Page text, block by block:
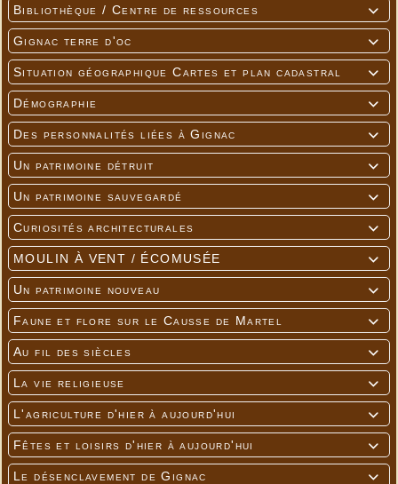

Bibliothèque / Centre de ressources

Gignac terre d'oc

Situation géographique Cartes et plan cadastral

Démographie

Des personnalités liées à Gignac

Un patrimoine détruit

Un patrimoine sauvegardé

Curiosités architecturales

MOULIN À VENT / ÉCOMUSÉE

Un patrimoine nouveau

Faune et flore sur le Causse de Martel

Au fil des siècles

La vie religieuse

L'agriculture d'hier à aujourd'hui

Fêtes et loisirs d'hier à aujourd'hui

Le désenclavement de Gignac